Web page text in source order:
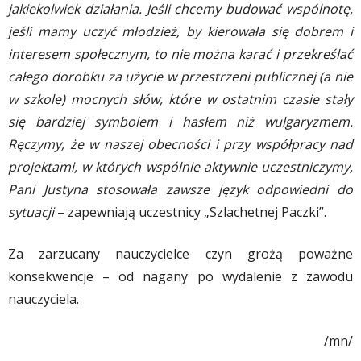
jakiekolwiek działania. Jeśli chcemy budować wspólnotę,
jeśli mamy uczyć młodzież, by kierowała się dobrem i
interesem społecznym, to nie można karać i przekreślać
całego dorobku za użycie w przestrzeni publicznej (a nie
w szkole) mocnych słów, które w ostatnim czasie stały
się bardziej symbolem i hasłem niż wulgaryzmem.
Ręczymy, że w naszej obecności i przy współpracy nad
projektami, w których wspólnie aktywnie uczestniczymy,
Pani Justyna stosowała zawsze język odpowiedni do
sytuacji– zapewniają uczestnicy „Szlachetnej Paczki”.
Za zarzucany nauczycielce czyn grożą poważne
konsekwencje – od nagany po wydalenie z zawodu
nauczyciela.
/mn/